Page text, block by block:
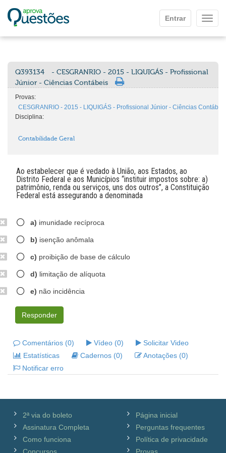
Entrar
Q393134
- CESGRANRIO - 2015 - LIQUIGÁS - Profissional
Júnior - Ciências Contábeis
Provas:
CESGRANRIO - 2015 - LIQUIGÁS - Profissional Júnior - Ciências Contábeis
Disciplina:
Contabilidade Geral
Ao estabelecer que é vedado à União, aos Estados, ao
Distrito Federal e aos Municípios “instituir impostos sobre: a)
patrimônio, renda ou serviços, uns dos outros”, a Constituição
Federal está assegurando a denominada
a) imunidade recíproca
b) isenção anômala
c) proibição de base de cálculo
d) limitação de alíquota
e) não incidência
Responder
Comentários (0) Vídeo (0)
Solicitar Video
Estatísticas
Cadernos (0)
Anotações (0)
Notificar erro
2ª via do boleto
Assinatura Completa
Como funciona
Página inicial
Perguntas frequentes
Política de privacidade